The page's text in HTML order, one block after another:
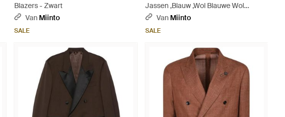
Blazers - Zwart
Van Miinto
SALE
Jassen ,Blauw ,Wol Blauwe Wol
Kasjmier Herringbone Blazer - Blauw
Van Miinto
SALE